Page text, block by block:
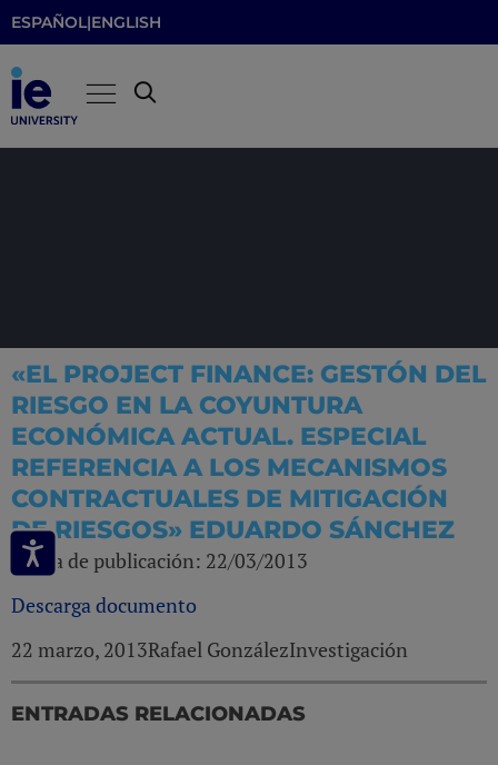
ESPAÑOL|ENGLISH
«EL PROJECT FINANCE: GESTÓN DEL
RIESGO EN LA COYUNTURA
ECONÓMICA ACTUAL. ESPECIAL
REFERENCIA A LOS MECANISMOS
CONTRACTUALES DE MITIGACIÓN
DE RIESGOS» EDUARDO SÁNCHEZ
Fecha de publicación: 22/03/2013
Descarga documento
22 marzo, 2013Rafael GonzálezInvestigación
ENTRADAS RELACIONADAS